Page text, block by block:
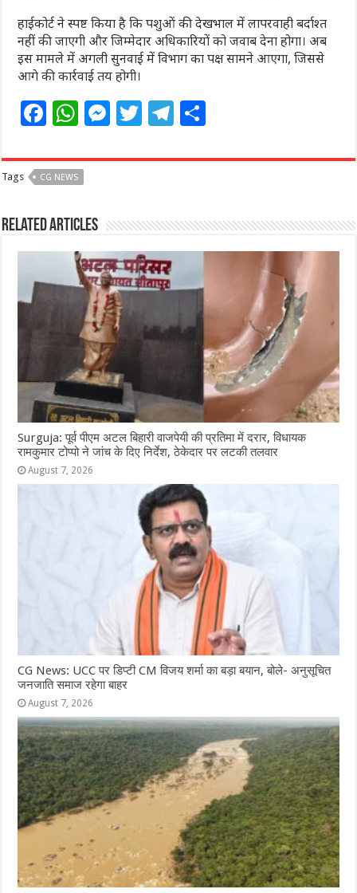
हाईकोर्ट ने स्पष्ट किया है कि पशुओं की देखभाल में लापरवाही बर्दाश्त
नहीं की जाएगी और जिम्मेदार अधिकारियों को जवाब देना होगा। अब
इस मामले में अगली सुनवाई में विभाग का पक्ष सामने आएगा, जिससे
आगे की कार्रवाई तय होगी।
F
c
e
b
o
k
W
at
s
A
p
p
M
ss
n
g
e
r
T
itt
r
T
e
ra
m
ar
Tags CG NEWS
Related Articles
Surguja: पूर्व पीएम अटल बिहारी वाजपेयी की प्रतिमा में दरार, विधायक
रामकुमार टोप्पो ने जांच के दिए निर्देश, ठेकेदार पर लटकी तलवार
August 7, 2026
CG News: UCC पर डिप्टी CM विजय शर्मा का बड़ा बयान, बोले- अनुसूचित
जनजाति समाज रहेगा बाहर
August 7, 2026